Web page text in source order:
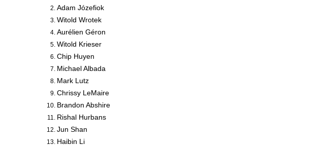
Adam Józefiok
Witold Wrotek
Aurélien Géron
Witold Krieser
Chip Huyen
Michael Albada
Mark Lutz
Chrissy LeMaire
Brandon Abshire
Rishal Hurbans
Jun Shan
Haibin Li